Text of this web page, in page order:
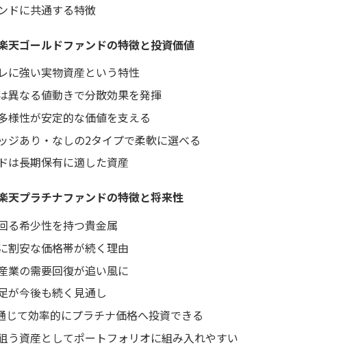
ドに共通する特徴
ゴールドファンドの特徴と投資価値
に強い実物資産という特性
異なる値動きで分散効果を発揮
様性が安定的な価値を支える
ジあり・なしの2タイプで柔軟に選べる
は長期保有に適した資産
プラチナファンドの特徴と将来性
る希少性を持つ貴金属
割安な価格帯が続く理由
業の需要回復が追い風に
が今後も続く見通し
じて効率的にプラチナ価格へ投資できる
う資産としてポートフォリオに組み入れやすい